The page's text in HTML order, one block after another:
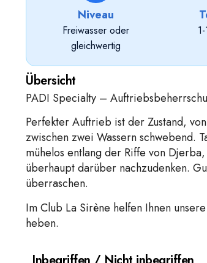
Niveau
Freiwasser oder
gleichwertig
Übersicht
PADI Specialty –
Perfekter Auftrieb ist der Zustand,
zwischen zwei Wassern schwebend.
mühelos entlang der Riffe von
überhaupt darüber nachzudenken.
überraschen.
Im Club La Sirène helfen Ihnen
heben.